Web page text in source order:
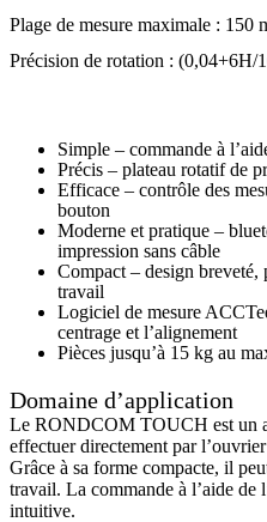
Plage de mesure maximale : 150
Précision de rotation : (0,04+6H/
Simple – commande à
Précis – plateau rotatif de
Efficace – contrôle des
bouton
Moderne et pratique –
impression sans câble
Compact – design breveté,
travail
Logiciel de mesure
centrage et l’alignement
Pièces jusqu’à 15 kg au
Domaine d’application
Le RONDCOM TOUCH est un
effectuer directement par
Grâce à sa forme compacte, il
travail. La commande à l’aide de
intuitive.